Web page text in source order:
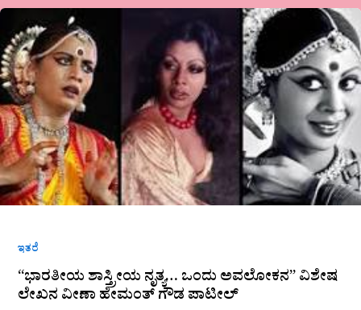
ಇತರೆ
“ಭಾರತೀಯ ಶಾಸ್ತ್ರೀಯ ನೃತ್ಯ… ಒಂದು ಅವಲೋಕನ” ವಿಶೇಷ
ಲೇಖನ ವೀಣಾ ಹೇಮಂತ್ ಗೌಡ ಪಾಟೀಲ್
“ಭಾರತೀಯ
ಶಾಸ್ತ್ರೀಯ
ನೃತ್ಯ…
ಒಂದು
ಅವಲೋಕನ”
ವಿಶೇಷ
ಲೇಖನ
ವೀಣಾ
ಹೇಮಂತ್
ಗೌಡ
ಪಾಟೀಲ್